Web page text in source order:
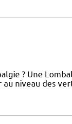
? Une
niveau des